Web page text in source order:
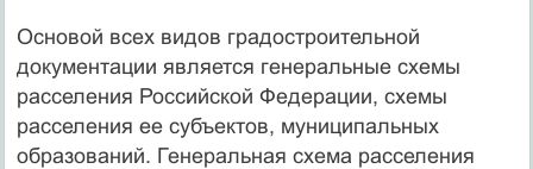
Основой всех видов градостроительной
документации является генеральные схемы
расселения Российской Федерации, схемы
расселения ее субъектов, муниципальных
образований. Генеральная схема расселения